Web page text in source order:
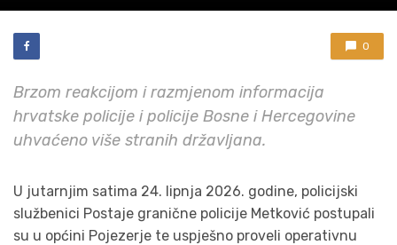
0
Brzom reakcijom i razmjenom informacija
hrvatske policije i policije Bosne i Hercegovine
uhvaćeno više stranih državljana.
U jutarnjim satima 24. lipnja 2026. godine, policijski
službenici Postaje granične policije Metković postupali
su u općini Pojezerje te uspješno proveli operativnu